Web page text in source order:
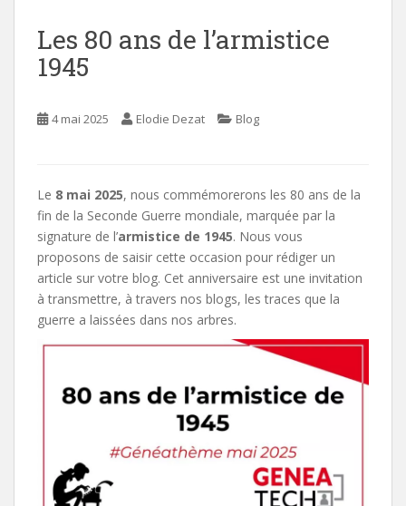
Les 80 ans de l’armistice
1945
4 mai 2025 Elodie Dezat Blog
Le 8 mai 2025, nous commémorerons les 80 ans de la
fin de la Seconde Guerre mondiale, marquée par la
signature de l’armistice de 1945. Nous vous
proposons de saisir cette occasion pour rédiger un
article sur votre blog. Cet anniversaire est une invitation
à transmettre, à travers nos blogs, les traces que la
guerre a laissées dans nos arbres.